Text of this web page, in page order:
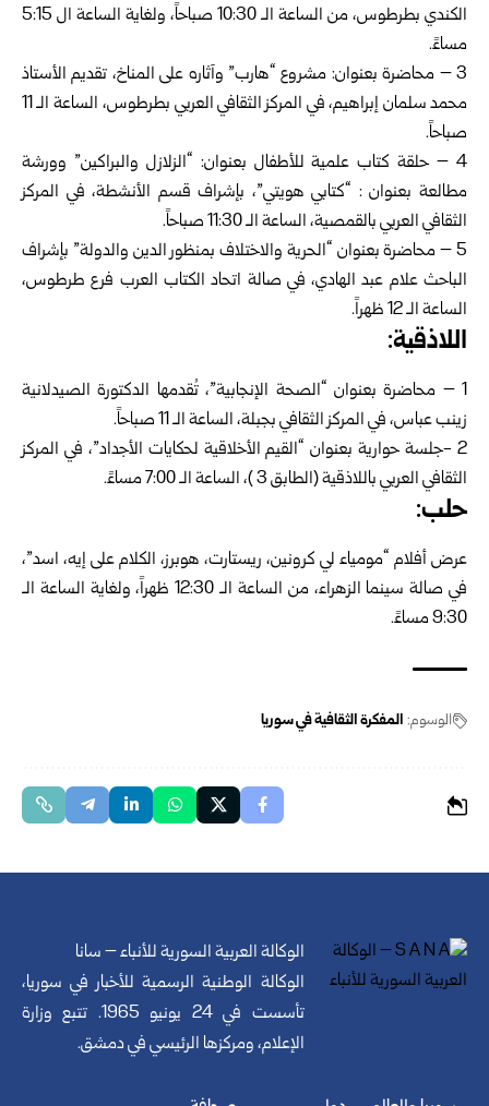
الكندي بطرطوس، من الساعة الـ 10:30 صباحاً، ولغاية الساعة ال 5:15
مساءً.
3 – محاضرة بعنوان: مشروع “هارب” وآثاره على المناخ، تقديم الأستاذ
محمد سلمان إبراهيم، في المركز الثقافي العربي بطرطوس، الساعة الـ 11
صباحاً.
4 – حلقة كتاب علمية للأطفال بعنوان: “الزلازل والبراكين” وورشة
مطالعة بعنوان : “كتابي هويتي”، بإشراف قسم الأنشطة، في المركز
الثقافي العربي بالقمصية، الساعة الـ 11:30 صباحاً.
5 – محاضرة بعنوان “الحرية والاختلاف بمنظور الدين والدولة” بإشراف
الباحث علام عبد الهادي، في صالة اتحاد الكتاب العرب فرع طرطوس،
الساعة الـ 12 ظهراً.
اللاذقية:
1 – محاضرة بعنوان “الصحة الإنجابية”، تُقدمها الدكتورة الصيدلانية
زينب عباس، في المركز الثقافي بجبلة، الساعة الـ 11 صباحاً.
2 -جلسة حوارية بعنوان “القيم الأخلاقية لحكايات الأجداد”، في المركز
الثقافي العربي باللاذقية (الطابق 3 )، الساعة الـ 7:00 مساءً.
حلب:
عرض أفلام “مومياء لي كرونين، ريستارت، هوبرز، الكلام على إيه، اسد”،
في صالة سينما الزهراء، من الساعة الـ 12:30 ظهراً، ولغاية الساعة الـ
9:30 مساءً.
الوسوم: المفكرة الثقافية في سوريا
الوكالة العربية السورية للأنباء – سانا
الوكالة الوطنية الرسمية للأخبار في سوريا،
تأسست في 24 يونيو 1965. تتبع وزارة
الإعلام، ومركزها الرئيسي في دمشق.